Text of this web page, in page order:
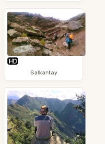
Salkantay